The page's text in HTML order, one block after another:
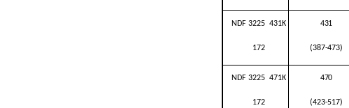
NDF 3225 431K
172
431
(387-473)
NDF 3225 471K
172
470
(423-517)